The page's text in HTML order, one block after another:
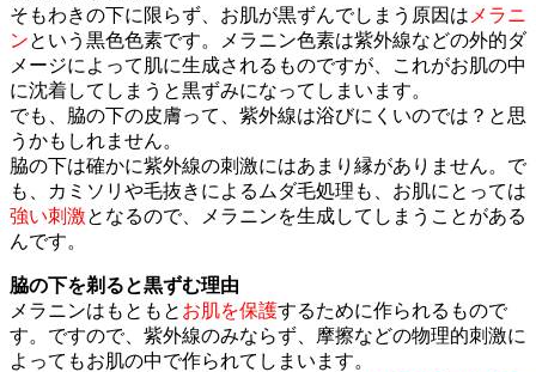
そもわきの下に限らず、お肌が黒ずんでしまう原因は メラニ
ンという黒色色素です。メラニン色素は紫外線などの外的ダ
メージによって肌に生成されるものですが、これがお肌の中
に沈着してしまうと黒ずみになってしまいます。
でも、脇の下の皮膚って、紫外線は浴びにくいのでは？と思
うかもしれません。
脇の下は確かに紫外線の刺激にはあまり縁がありません。で
も、カミソリや毛抜きによるムダ毛処理も、お肌にとっては
強い刺激となるので、メラニンを生成してしまうことがある
んです。
脇の下を剃ると黒ずむ理由
メラニンはもともと お肌を保護するために作られるもので
す。ですので、紫外線のみならず、摩擦などの物理的刺激に
よってもお肌の中で作られてしまいます。